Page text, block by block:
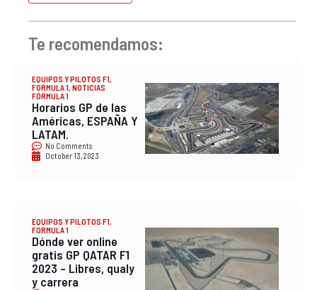
Te recomendamos:
EQUIPOS Y PILOTOS F1,
FORMULA 1, NOTICIAS
FÓRMULA 1
Horarios GP de las
Américas, ESPAÑA Y
LATAM.
No Comments
October 13, 2023
EQUIPOS Y PILOTOS F1,
FORMULA 1
Dónde ver online
gratis GP QATAR F1
2023 – Libres, qualy
y carrera